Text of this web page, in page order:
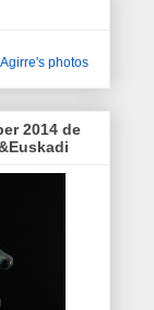
photos
2014 de